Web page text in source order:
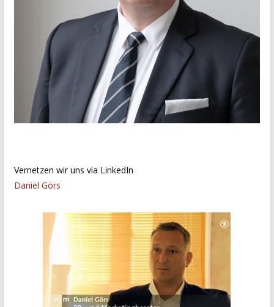
Vernetzen wir uns via LinkedIn
Daniel Görs